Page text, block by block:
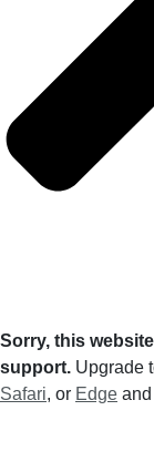
Sorry, this
support. Upgrade
Safari, or Edge and